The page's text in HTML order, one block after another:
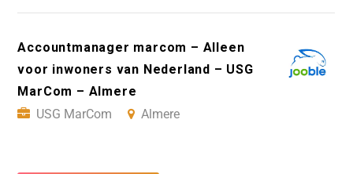
Accountmanager marcom – Alleen
voor inwoners van Nederland – USG
MarCom – Almere
USG MarCom
Almere